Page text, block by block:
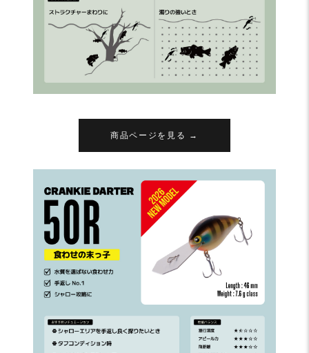
商品ページを見る